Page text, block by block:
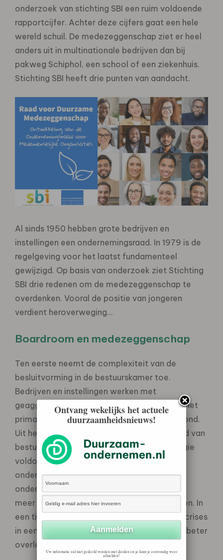
onderzoek van stichting SBI een ruim voldoende
rapportcijfer. Achter deze cijfers gaat een hele
wereld schuil. De medezeggenschap ziet er heel
anders uit in multinationale bedrijven dan bij
pakweg Schiphol, een school of een ziekenhuis.
Stichting SBI heeft drie punten van aandacht.
Al sinds 1950 hebben grote bedrijven en
instellingen een ondernemingsraad. In 1979 is de
regelgeving voor het laatst fundamenteel
gewijzigd. Op basis van onderzoek ziet Stichting
SBI drie redenen om de medezeggenschap te
overdenken. Vooral de positie van jongeren
verdient heroverweging…
Boardroom en medezeggenschap
Ten eerste neemt de complexiteit van de
besluitvorming in de bestuurskamer toe.
Bedrijven en instellingen werken met
geaggregeerde gegevens en spreadsheets. Het
primaire proces verschuift naar de achtergrond.
Uit het onderzoek blijkt dat een meerderheid van
bestuurders vindt dat het onderwerp strategie
voldoende wordt besproken met de
ondernemingsraad. Een meerderheid van de
ondernemingsraden constateert dat ze juist
meer bij de strategie betrokken willen worden. In
een tijd waar complexiteit toeneemt en de crises
in een flink tempo voorbij komen is meer en beter
overleg noodzakelijk.
Ontvang wekelijks het actuele
duurzaamheidsnieuws!
Uw informatie zal niet gedeeld worden met derden en je kunt je eenvoudig weer
afmelden!